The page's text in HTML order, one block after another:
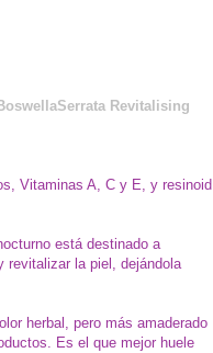
Revitalising
Vitaminas A, C y E, y resinoid
está destinado a
revitalizar la piel, dejándola
herbal, pero más amaderado
Es el que mejor huele